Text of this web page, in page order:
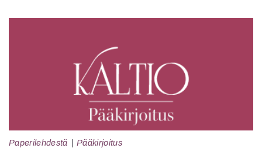
Paperilehdestä Pääkirjoitus